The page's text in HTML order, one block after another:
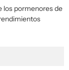
los pormenores de